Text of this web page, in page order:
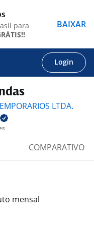
Login
LTDA.
COMPARATIVO
mensal
para
BAIXAR